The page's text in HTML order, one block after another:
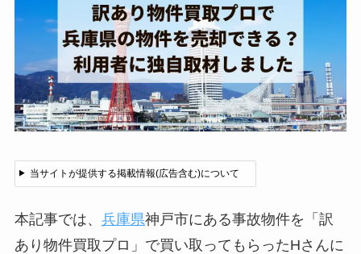
当サイトが提供する掲載情報(広告含む)について
本記事では、 兵庫県神戸市にある事故物件を「訳
あり物件買取プロ」で買い取ってもらったHさんに